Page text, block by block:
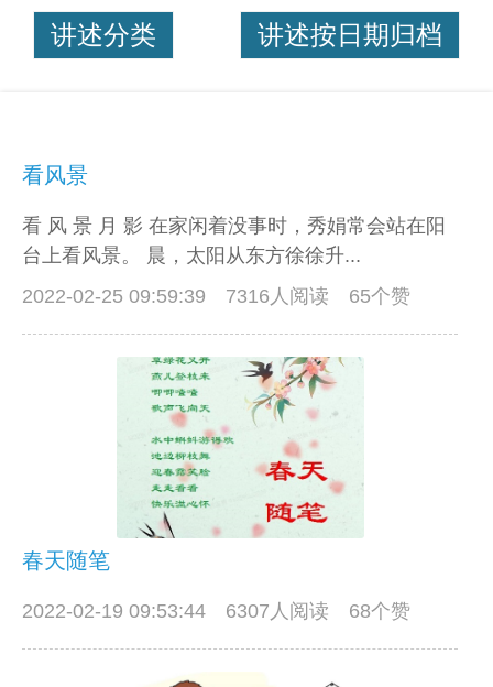
讲述分类 讲述按日期归档
看风景
看 风 景 月 影 在家闲着没事时，秀娟常会站在阳
台上看风景。 晨，太阳从东方徐徐升...
2022-02-25 09:59:39
7316人阅读 65个赞
春天随笔
2022-02-19 09:53:44 6307人阅读 68个赞